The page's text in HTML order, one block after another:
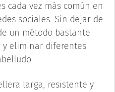
cada vez más común en
sociales. Sin dejar de
un método bastante
y eliminar diferentes
larga, resistente y